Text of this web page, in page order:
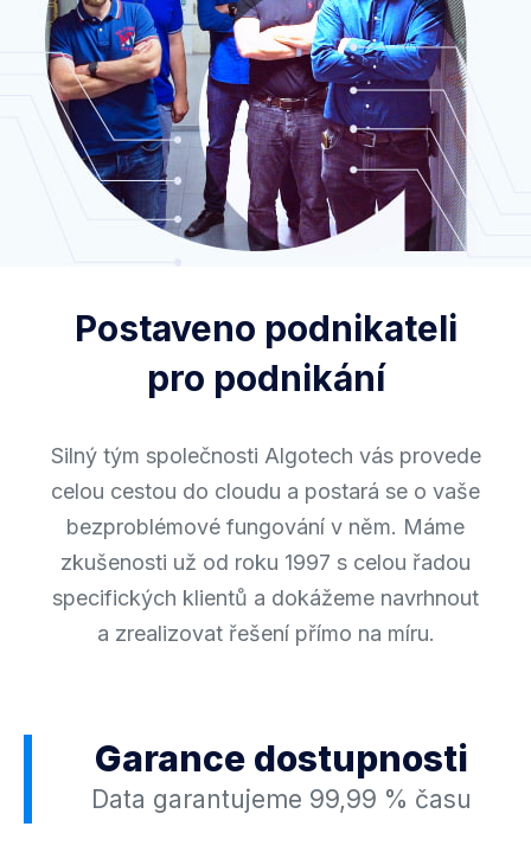
Postaveno podnikateli
pro podnikání
Silný tým společnosti Algotech vás provede
celou cestou do cloudu a postará se o vaše
bezproblémové fungování v něm. Máme
zkušenosti už od roku 1997 s celou řadou
specifických klientů a dokážeme navrhnout
a zrealizovat řešení přímo na míru.
Garance dostupnosti
Data garantujeme 99,99 % času